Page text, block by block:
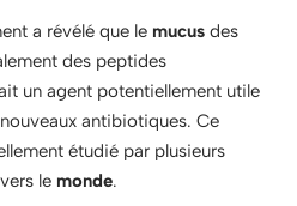
a révélé que le mucus des
des peptides
un agent potentiellement utile
antibiotiques. Ce
étudié par plusieurs
le monde.